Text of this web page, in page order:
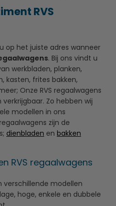
RVS
op het juiste adres wanneer
. Bij ons vindt u
werkbladen, planken,
kasten, frites bakken,
Onze RVS regaalwagens
Zo hebben wij
modellen in ons
zijn de
dienbladen en bakken
RVS regaalwagens
verschillende modellen
hoge, enkele en dubbele